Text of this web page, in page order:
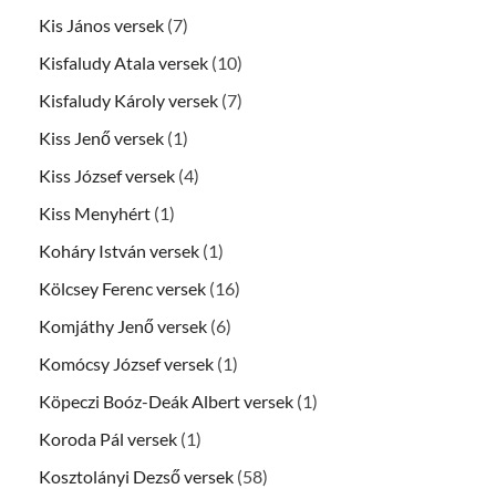
Kis János versek (7)
Kisfaludy Atala versek (10)
Kisfaludy Károly versek (7)
Kiss Jenő versek (1)
Kiss József versek (4)
Kiss Menyhért (1)
Koháry István versek (1)
Kölcsey Ferenc versek (16)
Komjáthy Jenő versek (6)
Komócsy József versek (1)
Köpeczi Boóz-Deák Albert versek (1)
Koroda Pál versek (1)
Kosztolányi Dezső versek (58)